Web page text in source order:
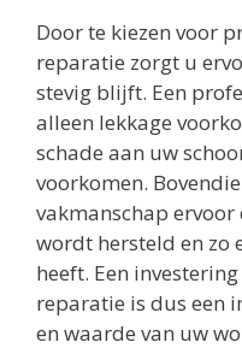
Door te kiezen voor
reparatie zorgt u
stevig blijft. Een
alleen lekkage
schade aan uw
voorkomen.
vakmanschap
wordt hersteld en zo
heeft. Een
reparatie is dus een
en waarde van uw